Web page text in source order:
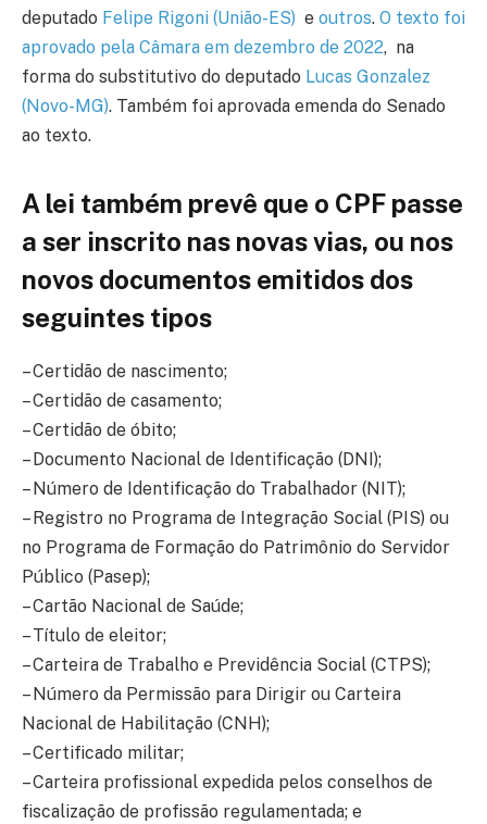
deputado Felipe Rigoni (União-ES) e outros. O texto foi
aprovado pela Câmara em dezembro de 2022, na
forma do substitutivo do deputado Lucas Gonzalez
(Novo-MG). Também foi aprovada emenda do Senado
ao texto.
A lei também prevê que o CPF passe
a ser inscrito nas novas vias, ou nos
novos documentos emitidos dos
seguintes tipos
– Certidão de nascimento;
– Certidão de casamento;
– Certidão de óbito;
– Documento Nacional de Identificação (DNI);
– Número de Identificação do Trabalhador (NIT);
– Registro no Programa de Integração Social (PIS) ou
no Programa de Formação do Patrimônio do Servidor
Público (Pasep);
– Cartão Nacional de Saúde;
– Título de eleitor;
– Carteira de Trabalho e Previdência Social (CTPS);
– Número da Permissão para Dirigir ou Carteira
Nacional de Habilitação (CNH);
– Certificado militar;
– Carteira profissional expedida pelos conselhos de
fiscalização de profissão regulamentada; e